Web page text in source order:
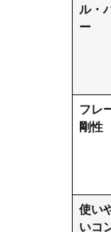
ル・
ー
フレ
剛性
使い
いコ